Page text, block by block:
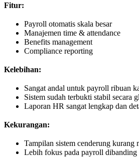
Fitur:
Payroll otomatis skala besar
Manajemen time & attendance
Benefits management
Compliance reporting
Kelebihan:
Sangat andal untuk payroll ribuan
Sistem sudah terbukti stabil secara
Laporan HR sangat lengkap dan
Kekurangan:
Tampilan sistem cenderung kurang
Lebih fokus pada payroll dibanding